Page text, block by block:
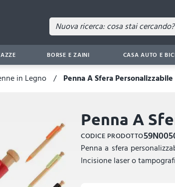
BORSE E ZAINI CASA AUTO E
in Legno Penna A Sfera
Penna A
CODICE PRODOTTO
Penna a sfera
Incisione laser o